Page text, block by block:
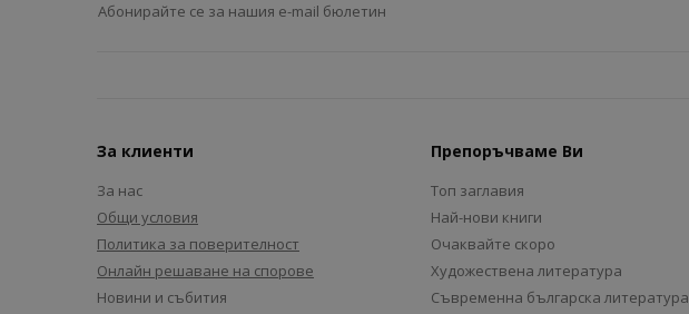
Абонирайте се за нашия e-mail бюлетин
За клиенти
За нас
Общи условия
Политика за поверителност
Онлайн решаване на спорове
Новини и събития
Препоръчваме Ви
Топ заглавия
Най-нови книги
Очаквайте скоро
Художествена литература
Съвременна българска литература